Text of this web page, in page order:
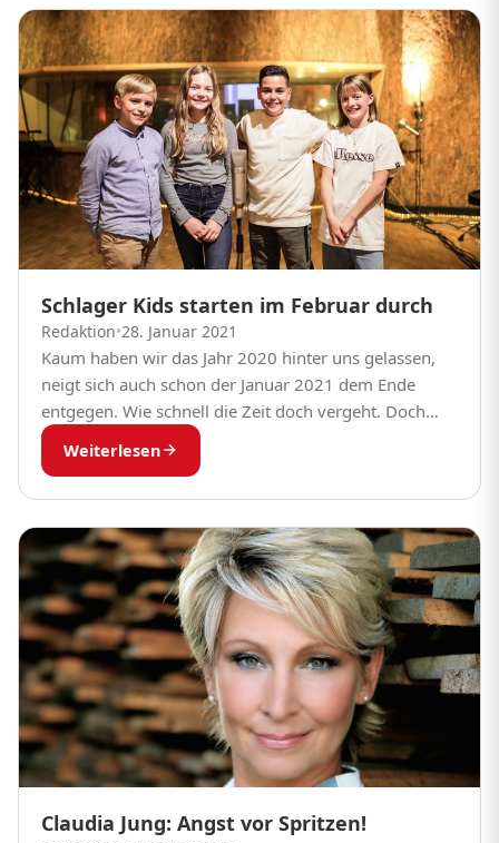
Schlager Kids starten im Februar durch
Redaktion•28. Januar 2021
Kaum haben wir das Jahr 2020 hinter uns gelassen,
neigt sich auch schon der Januar 2021 dem Ende
entgegen. Wie schnell die Zeit doch vergeht. Doch
Schlagerfans fiebern diese Tage...
Weiterlesen
Claudia Jung: Angst vor Spritzen!